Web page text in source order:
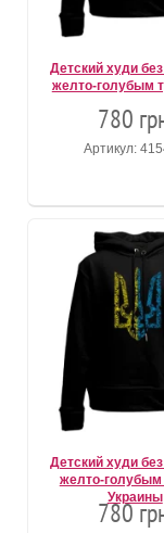
Детский худи
желто-голубым
780
Артикул:
Детский худи
желто-голубым
Украины
780